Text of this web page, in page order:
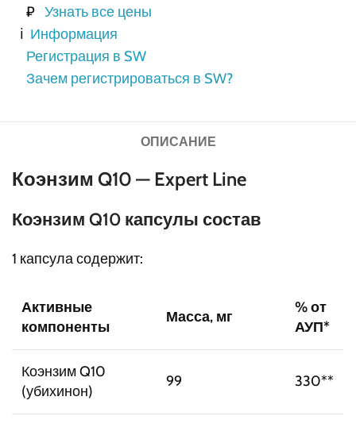
₽ Узнать все цены
ℹ️ Информация
Регистрация в SW
Зачем регистрироваться в SW?
ОПИСАНИЕ
Коэнзим Q10 — Expert Line
Коэнзим Q10 капсулы состав
1 капсула содержит:
Активные
компоненты
Масса, мг
% от
АУП*
Коэнзим Q10
(убихинон)
99 330**